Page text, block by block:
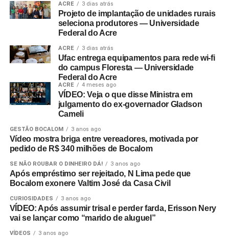
ACRE 3 dias atrás
Projeto de implantação de unidades rurais
seleciona produtores — Universidade
Federal do Acre
ACRE 3 dias atrás
Ufac entrega equipamentos para rede wi-fi
do campus Floresta — Universidade
Federal do Acre
ACRE 4 meses ago
VÍDEO: Veja o que disse Ministra em
julgamento do ex-governador Gladson
Cameli
GESTÃO BOCALOM 3 anos ago
Vídeo mostra briga entre vereadores, motivada por
pedido de R$ 340 milhões de Bocalom
SE NÃO ROUBAR O DINHEIRO DÁ! 3 anos ago
Após empréstimo ser rejeitado, N Lima pede que
Bocalom exonere Valtim José da Casa Civil
CURIOSIDADES 3 anos ago
VÍDEO: Após assumir trisal e perder farda, Erisson Nery
vai se lançar como “marido de aluguel”
VÍDEOS 3 anos ago